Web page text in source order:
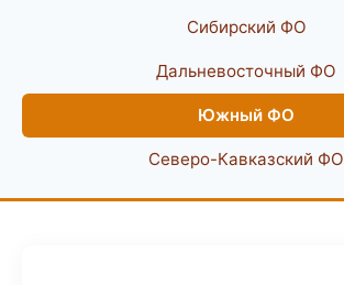
Сибирский ФО
Дальневосточный ФО
Южный ФО
Северо-Кавказский ФО